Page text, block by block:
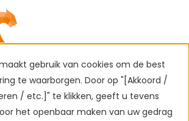
gebruik van cookies om de best
te waarborgen. Door op "[Akkoord /
/ etc.]" te klikken, geeft u tevens
het openbaar maken van uw gedrag